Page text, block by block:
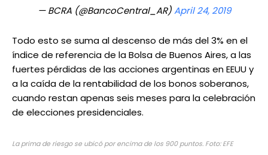
— BCRA (@BancoCentral_AR)April 24, 2019
Todo esto se suma al descenso de más del 3% en el
índice de referencia de la Bolsa de Buenos Aires, a las
fuertes pérdidas de las acciones argentinas en EEUU y
a la caída de la rentabilidad de los bonos soberanos,
cuando restan apenas seis meses para la celebración
de elecciones presidenciales.
La prima de riesgo se ubicó por encima de los 900 puntos. Foto: EFE